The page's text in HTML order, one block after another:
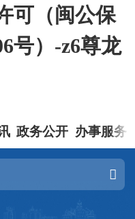
可（闽公保
号）-z6尊龙
政务公开 办事服务